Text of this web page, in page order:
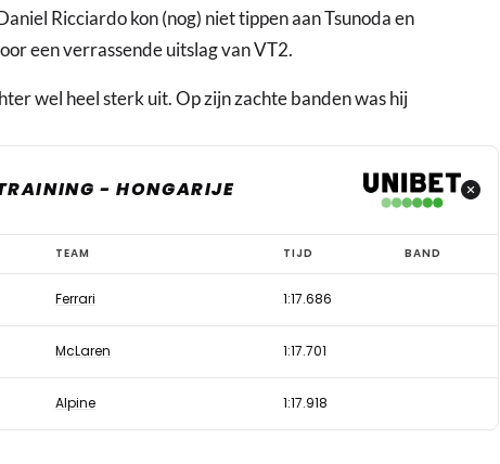
Ricciardo kon (nog) niet tippen aan Tsunoda en
een verrassende uitslag van VT2.
wel heel sterk uit. Op zijn zachte banden was hij
- HONGARIJE
TEAM TIJD BAND
Ferrari 1:17.686
McLaren 1:17.701
Alpine 1:17.918